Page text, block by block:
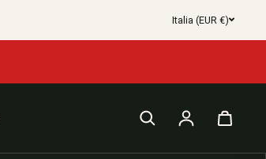
Italia (EUR €)
Accesso